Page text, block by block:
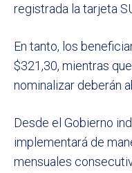
registrada la tarjeta
En tanto, los
$321,30, mientras
nominalizar deberán
Desde el Gobierno
implementará de
mensuales